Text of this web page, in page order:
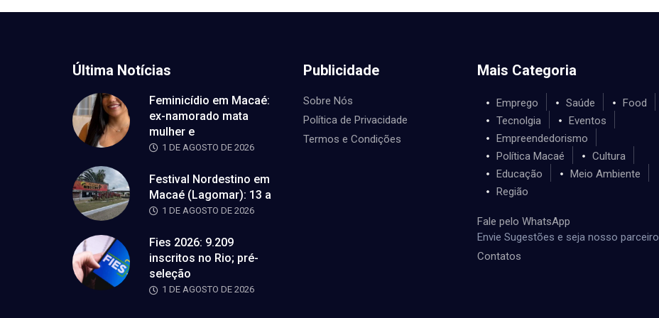
Última Notícias
Feminicídio em Macaé:
ex-namorado mata
mulher e
1 DE AGOSTO DE 2026
Festival Nordestino em
Macaé (Lagomar): 13 a
1 DE AGOSTO DE 2026
Fies 2026: 9.209
inscritos no Rio; pré-
seleção
1 DE AGOSTO DE 2026
Publicidade
Sobre Nós
Política de Privacidade
Termos e Condições
Mais Categoria
Emprego Saúde
Food
Tecnolgia
Eventos
Empreendedorismo
Política Macaé
Cultura
Educação
Meio Ambiente
Região
Fale pelo WhatsApp
Envie Sugestões e seja nosso parceiro
Contatos